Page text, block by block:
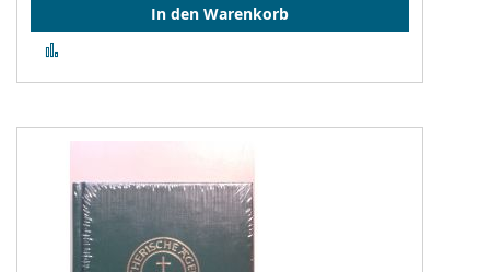
In den Warenkorb
hinzufügen